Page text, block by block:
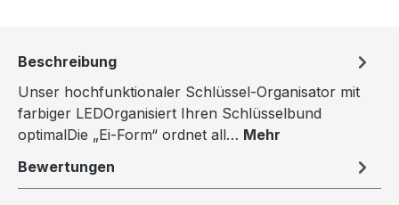
Beschreibung
Unser hochfunktionaler Schlüssel-Organisator mit
farbiger LEDOrganisiert Ihren Schlüsselbund
optimalDie „Ei-Form“ ordnet all… Mehr
Bewertungen